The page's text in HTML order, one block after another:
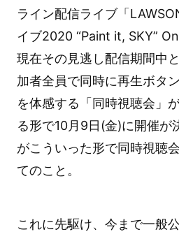
ライン配信ライブ「
イブ2020 “Paint it, SKY”
現在その見逃し配信期間中
加者全員で同時に再生ボタ
を体感する「同時視聴会」
る形で10月9日(金)に開催が
がこういった形で同時視聴
てのこと。
これに先駆け、今まで一般